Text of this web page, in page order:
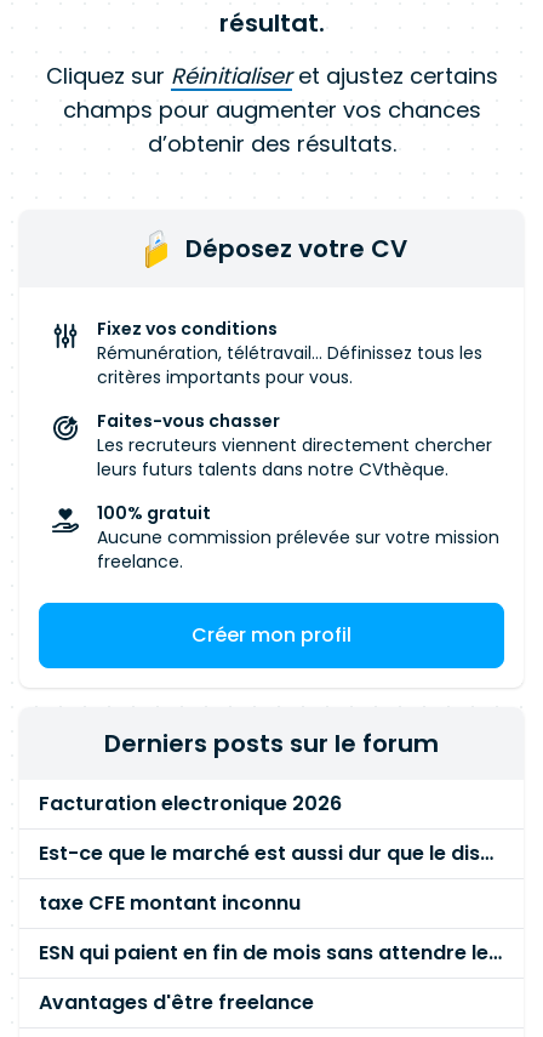
résultat.
Cliquez sur Réinitialiseret ajustez certains
champs pour augmenter vos chances
d’obtenir des résultats.
Déposez votre CV
Fixez vos conditions
Rémunération, télétravail... Définissez tous les
critères importants pour vous.
Faites-vous chasser
Les recruteurs viennent directement chercher
leurs futurs talents dans notre CVthèque.
100% gratuit
Aucune commission prélevée sur votre mission
freelance.
Créer mon profil
Derniers posts sur le forum
Facturation electronique 2026
Est-ce que le marché est aussi dur que le disent les commerciaux ?
taxe CFE montant inconnu
ESN qui paient en fin de mois sans attendre le paiement client ?
Avantages d'être freelance